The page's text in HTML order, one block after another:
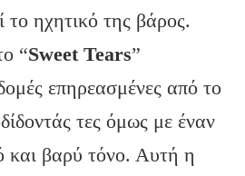
το ηχητικό της βάρος.
“Sweet Tears”
επηρεασμένες από το
τες όμως με έναν
και βαρύ τόνο. Αυτή η